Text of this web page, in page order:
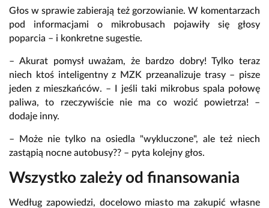
Głos w sprawie zabierają też gorzowianie. W komentarzach
pod informacjami o mikrobusach pojawiły się głosy
poparcia – i konkretne sugestie.
– Akurat pomysł uważam, że bardzo dobry! Tylko teraz
niech ktoś inteligentny z MZK przeanalizuje trasy – pisze
jeden z mieszkańców. – I jeśli taki mikrobus spala połowę
paliwa, to rzeczywiście nie ma co wozić powietrza! –
dodaje inny.
– Może nie tylko na osiedla "wykluczone", ale też niech
zastąpią nocne autobusy?? – pyta kolejny głos.
Wszystko zależy od finansowania
Według zapowiedzi, docelowo miasto ma zakupić własne